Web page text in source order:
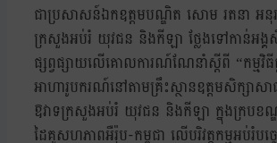
ជាប្រសាសន៍ឯកឧត្តមបណ្ឌិត សោម រតនា អនុរ
ក្រសួងអប់រំ យុវជន និងកីឡា ថ្លែងទៅកាន់អង្គ
ផ្សព្វផ្សាយលើគោលការណ៍ណែនាំស្តីពី “កម្មវិ
អាហារូបករណ៍នៅតាមគ្រឹះស្ថានឧត្តមសិក្សាស
ឱវាទក្រសួងអប់រំ យុវជន និងកីឡា ក្នុងក្របខណ្
ដៃគូសហភាពអឺរ៉ុប-កម្ពុជា លើបរិវត្តកម្មអប់រំប